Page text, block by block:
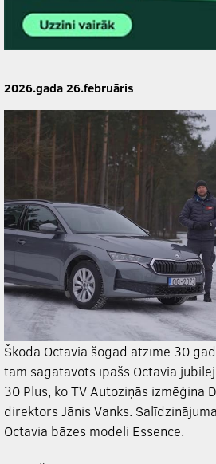
2026.gada 26.februāris
Škoda Octavia šogad atzīmē 30
tam sagatavots īpašs Octavia
30 Plus, ko TV Autoziņās izmēģina
direktors Jānis Vanks.
Octavia bāzes modeli Essence.